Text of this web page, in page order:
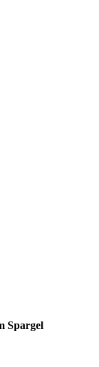
Spargel